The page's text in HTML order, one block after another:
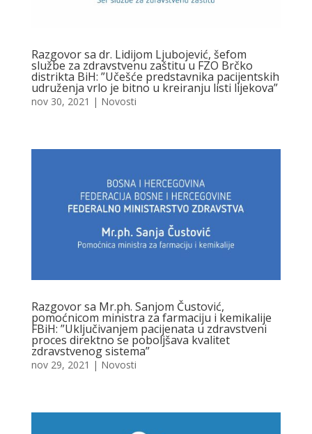
Razgovor sa dr. Lidijom Ljubojević, šefom
službe za zdravstvenu zaštitu u FZO Brčko
distrikta BiH: ”Učešće predstavnika pacijentskih
udruženja vrlo je bitno u kreiranju listi lijekova”
nov 30, 2021 | Novosti
Razgovor sa Mr.ph. Sanjom Čustović,
pomoćnicom ministra za farmaciju i kemikalije
FBiH: ”Uključivanjem pacijenata u zdravstveni
proces direktno se poboljšava kvalitet
zdravstvenog sistema”
nov 29, 2021 | Novosti